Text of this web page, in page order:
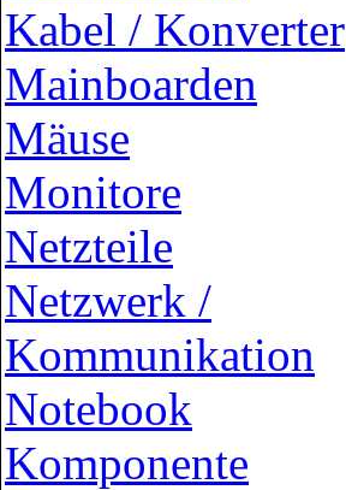
Kabel / Konverter
Mainboarden
Mäuse
Monitore
Netzteile
Netzwerk /
Kommunikation
Notebook
Komponente